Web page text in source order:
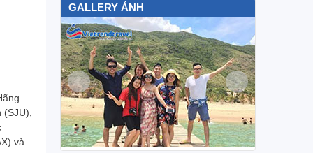
và
GALLERY ẢNH